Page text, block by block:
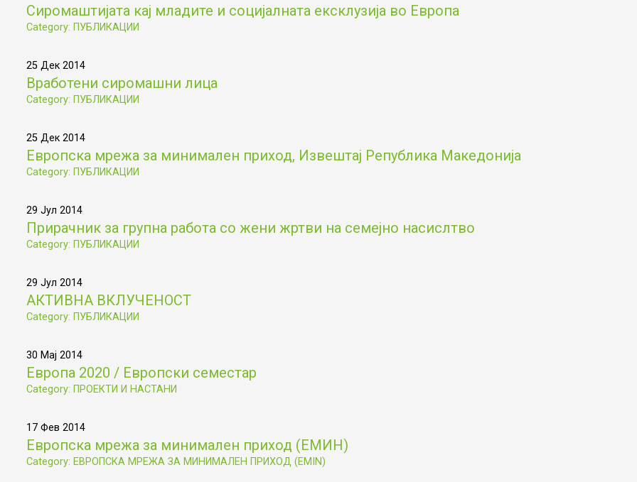
Сиромаштијата кај младите и социјалната ексклузија во Европа
Category: ПУБЛИКАЦИИ
25 Дек 2014
Вработени сиромашни лица
Category: ПУБЛИКАЦИИ
25 Дек 2014
Европска мрежа за минимален приход, Извештај Република Македонија
Category: ПУБЛИКАЦИИ
29 Јул 2014
Прирачник за групна работа со жени жртви на семејно насислтво
Category: ПУБЛИКАЦИИ
29 Јул 2014
АКТИВНА ВКЛУЧЕНОСТ
Category: ПУБЛИКАЦИИ
30 Мај 2014
Европа 2020 / Европски семестар
Category: ПРОЕКТИ И НАСТАНИ
17 Фев 2014
Европска мрежа за минимален приход (ЕМИН)
Category: ЕВРОПСКА МРЕЖА ЗА МИНИМАЛЕН ПРИХОД (EMIN)